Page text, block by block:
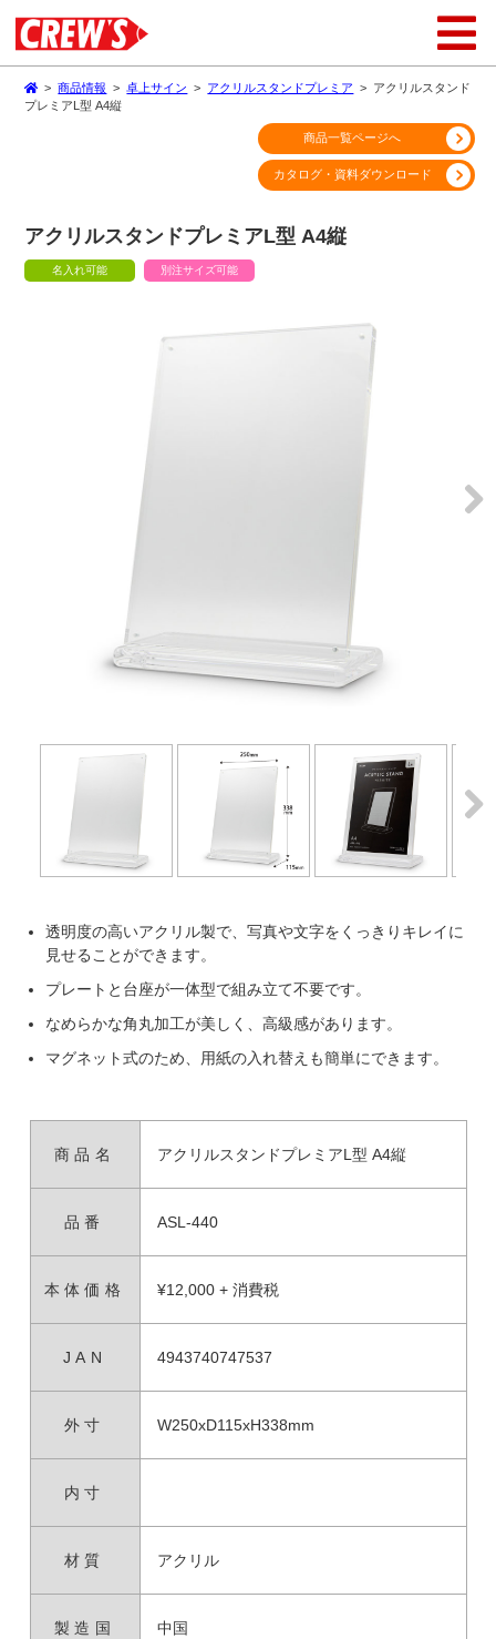
>商品情報 >卓上サイン > アクリルスタンドプレミア > アクリルスタンド
プレミアL型 A4縦
アクリルスタンドプレミアL型 A4縦
名入れ可能 別注サイズ可能
商品一覧ページへ
カタログ・資料ダウンロード
透明度の高いアクリル製で、写真や文字をくっきりキレイに
見せることができます。
プレートと台座が一体型で組み立て不要です。
なめらかな角丸加工が美しく、高級感があります。
マグネット式のため、用紙の入れ替えも簡単にできます。
商品名 アクリルスタンドプレミアL型 A4縦
品番 ASL-440
本体価格 ¥12,000 + 消費税
JAN 4943740747537
外寸 W250xD115xH338mm
内寸
材質 アクリル
製造国 中国